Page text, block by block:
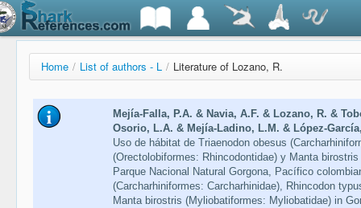
Home / List of authors - L / Literature of Lozano, R.
Mejía-Falla, P.A. & Navia, A.F. & Lozano, R. &
Osorio, L.A. & Mejía-Ladino, L.M. & López-
Uso de hábitat de Triaenodon obesus
(Orectolobiformes: Rhincodontidae) y Manta
Parque Nacional Natural Gorgona, Pacífico
(Carcharhiniformes: Carcharhinidae), Rhincodon
Manta birostris (Myliobatiformes: Myliobatidae) in